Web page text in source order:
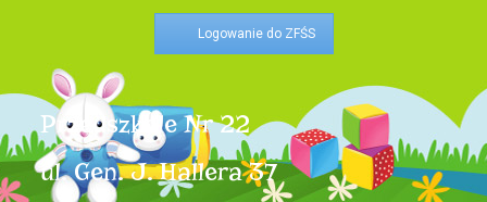
Logowanie do ZFŚS
Przedszkole Nr 22
ul. Gen. J. Hallera 37